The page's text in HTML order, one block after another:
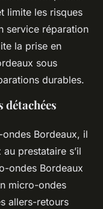
limite les risques
service réparation
la prise en
sous
durables.
détachées
Bordeaux, il
prestataire s’il
ondes Bordeaux
micro-ondes
allers-retours